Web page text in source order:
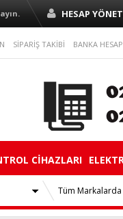
HESAP
SİPARİŞ TAKİBİ BANKA
CİHAZLARI